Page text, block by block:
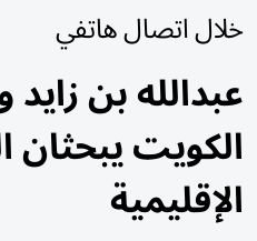
خلال اتصال هاتفي
عبدالله بن
الكويت يبحثان
الإقليمية